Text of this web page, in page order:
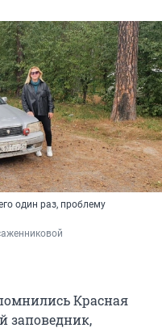
один раз, проблему
Красная
заповедник,